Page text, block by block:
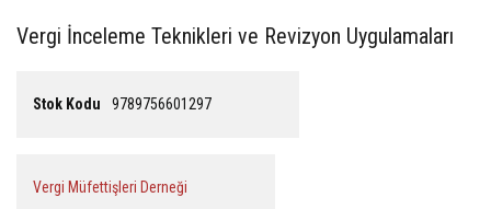
Vergi İnceleme Teknikleri ve Revizyon Uygulamaları
Stok Kodu 9789756601297
Vergi Müfettişleri Derneği